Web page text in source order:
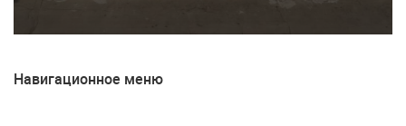
Навигационное меню